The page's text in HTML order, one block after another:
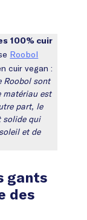
100% cuir
Roobol
cuir vegan :
Roobol sont
matériau est
part, le
solide qui
et de
gants
des